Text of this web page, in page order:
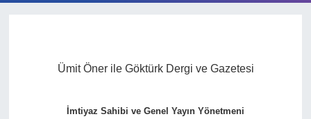
Ümit Öner ile Göktürk Dergi ve Gazetesi
İmtiyaz Sahibi ve Genel Yayın Yönetmeni